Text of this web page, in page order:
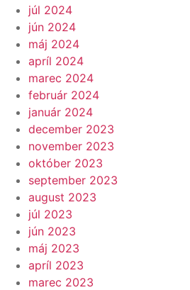
júl 2024
jún 2024
máj 2024
apríl 2024
marec 2024
február 2024
január 2024
december 2023
november 2023
október 2023
september 2023
august 2023
júl 2023
jún 2023
máj 2023
apríl 2023
marec 2023